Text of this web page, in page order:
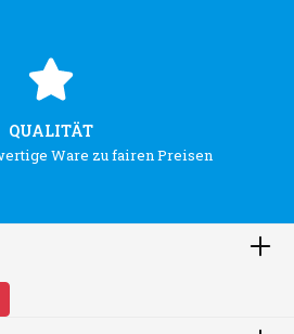
QUALITÄT
Ware zu fairen Preisen